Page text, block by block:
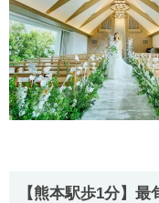
【熊本駅歩1分】